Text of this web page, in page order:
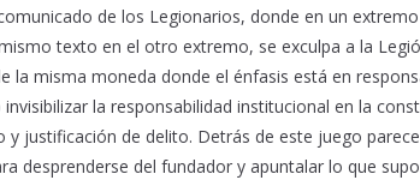
de los Legionarios, donde en un
texto en el otro extremo, se exculpa a la
la misma moneda donde el énfasis está en
la responsabilidad institucional en la
y justificación de delito. Detrás de este juego
desprenderse del fundador y apuntalar lo que